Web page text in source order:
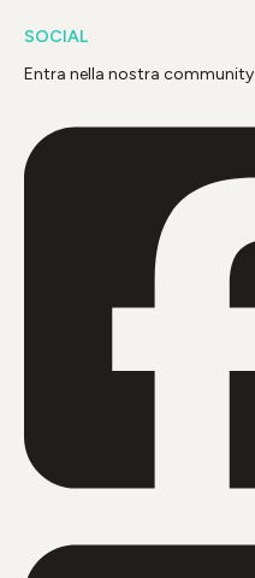
SOCIAL
Entra nella nostra community